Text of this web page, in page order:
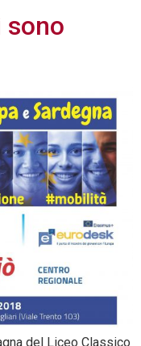
sono
del Liceo Classico